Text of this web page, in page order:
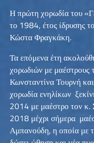
Η πρώτη χορωδία του
το 1984, έτος ίδρυσης
Κώστα Φραγκάκη.
Τα επόμενα έτη
χορωδιών με μαέστρους
Κωνσταντίνα Τουρνή
χορωδία ενηλίκων
2014 με μαέστρο τον κ.
2018 μέχρι σήμερα
Αμπανούδη, η οποία με